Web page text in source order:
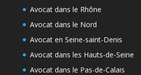
Avocat dans le Rhône
Avocat dans le Nord
Avocat en Seine-saint-Denis
Avocat dans les Hauts-de-Seine
Avocat dans le Pas-de-Calais